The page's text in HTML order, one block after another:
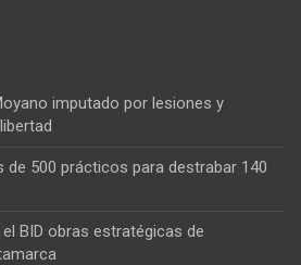
imputado por lesiones y
500 prácticos para destrabar 140
BID obras estratégicas de